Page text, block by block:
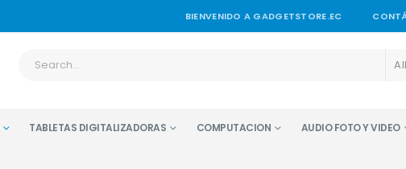
BIENVENIDO A GADGETSTORE.EC
TABLETAS DIGITALIZADORAS COMPUTACION AUDIO FOTO Y VIDEO